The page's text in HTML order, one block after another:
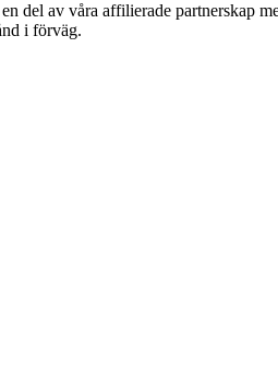
av våra affilierade partnerskap
i förväg.